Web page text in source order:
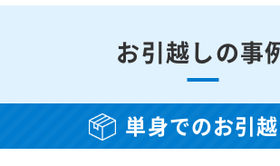
お引越しの事
単身でのお引